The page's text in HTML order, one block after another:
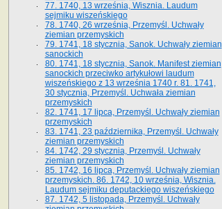
77. 1740, 13 września, Wisznia. Laudum
sejmiku wiszeńskiego
78. 1740, 26 września, Przemyśl. Uchwały
ziemian przemyskich
79. 1741, 18 stycznia, Sanok. Uchwały ziemian
sanockich
80. 1741, 18 stycznia, Sanok. Manifest ziemian
sanockich przeciwko artykułowi laudum
wiszeńskiego z 13 wrze­śnia 1740 r. 81. 1741,
30 stycznia, Przemyśl. Uchwała ziemian
przemyskich
82. 1741, 17 lipca, Przemyśl. Uchwały ziemian
przemyskich
83. 1741, 23 października, Przemyśl. Uchwały
ziemian przemyskich
84. 1742, 29 stycznia, Przemyśl. Uchwały
ziemian przemyskich
85. 1742, 16 lipca, Przemyśl. Uchwały ziemian
przemyskich. 86. 1742, 10 września, Wisznia.
Laudum sejmiku deputackiego wiszeńskiego
87. 1742, 5 listopada, Przemyśl. Uchwały